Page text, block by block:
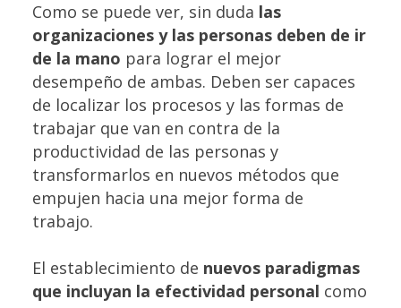
Como se puede ver, sin duda las
organizaciones y las personas deben de ir
de la mano para lograr el mejor
desempeño de ambas. Deben ser capaces
de localizar los procesos y las formas de
trabajar que van en contra de la
productividad de las personas y
transformarlos en nuevos métodos que
empujen hacia una mejor forma de
trabajo.
El establecimiento de nuevos paradigmas
que incluyan la efectividad personal como